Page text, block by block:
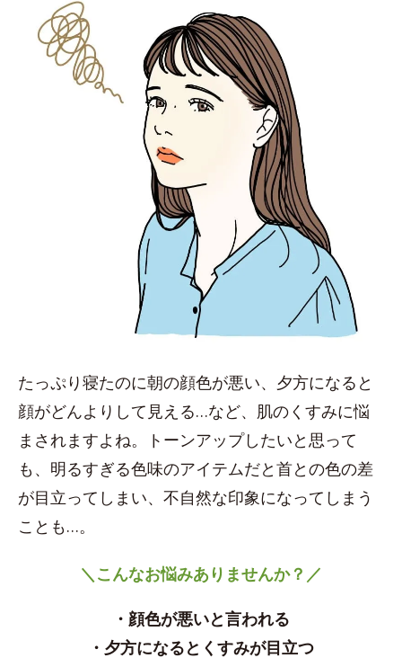
たっぷり寝たのに朝の顔色が悪い、夕方になると
顔がどんよりして見える…など、肌のくすみに悩
まされますよね。トーンアップしたいと思って
も、明るすぎる色味のアイテムだと首との色の差
が目立ってしまい、不自然な印象になってしまう
ことも…。
＼こんなお悩みありませんか？／
・顔色が悪いと言われる
・夕方になるとくすみが目立つ